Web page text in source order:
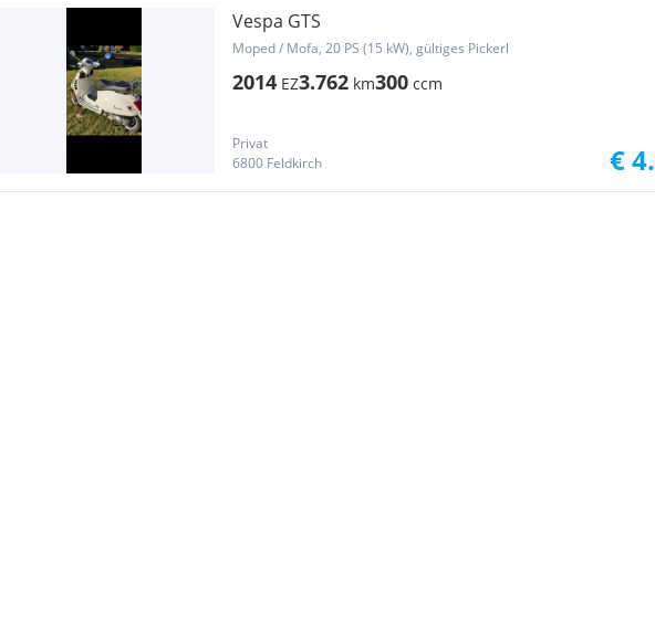
Vespa GTS
Moped / Mofa, 20 PS (15 kW), gültiges Pickerl
2014 EZ3.762 km300 ccm
Privat
6800 Feldkirch
€